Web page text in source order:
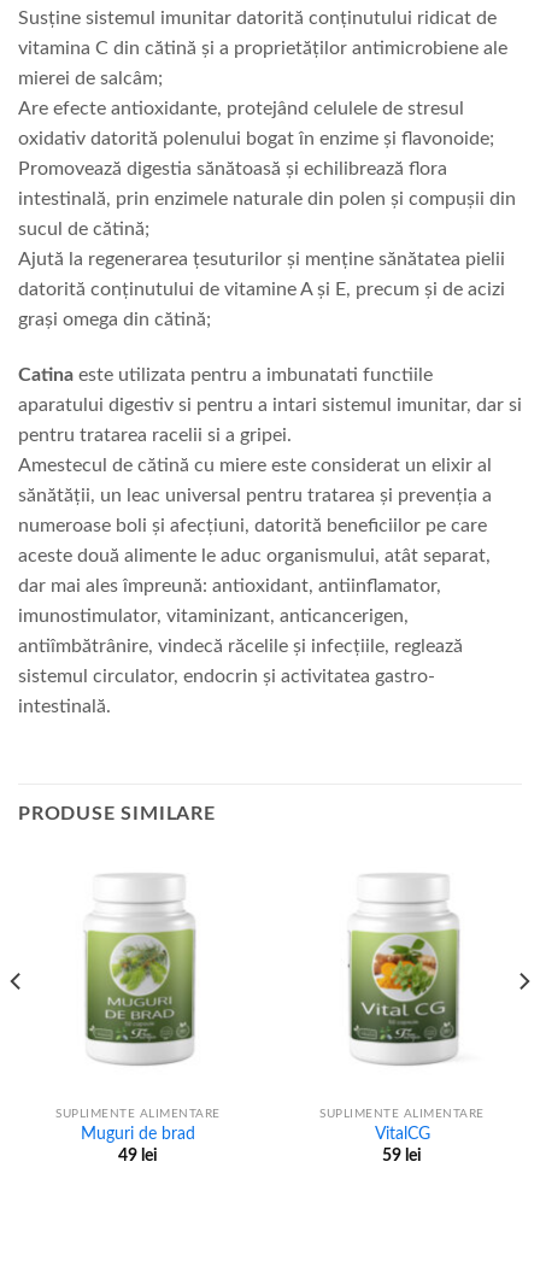
Susține sistemul imunitar datorită conținutului ridicat de
vitamina C din cătină și a proprietăților antimicrobiene ale
mierei de salcâm;
Are efecte antioxidante, protejând celulele de stresul
oxidativ datorită polenului bogat în enzime și flavonoide;
Promovează digestia sănătoasă și echilibrează flora
intestinală, prin enzimele naturale din polen și compușii din
sucul de cătină;
Ajută la regenerarea țesuturilor și menține sănătatea pielii
datorită conținutului de vitamine A și E, precum și de acizi
grași omega din cătină;
Catina este utilizata pentru a imbunatati functiile
aparatului digestiv si pentru a intari sistemul imunitar, dar si
pentru tratarea racelii si a gripei.
Amestecul de cătină cu miere este considerat un elixir al
sănătăţii, un leac universal pentru tratarea şi prevenţia a
numeroase boli şi afecţiuni, datorită beneficiilor pe care
aceste două alimente le aduc organismului, atât separat,
dar mai ales împreună: antioxidant, antiinflamator,
imunostimulator, vitaminizant, anticancerigen,
antiîmbătrânire, vindecă răcelile şi infecţiile, reglează
sistemul circulator, endocrin şi activitatea gastro-
intestinală.
PRODUSE SIMILARE
SUPLIMENTE ALIMENTARE
Muguri de brad
49 lei
SUPLIMENTE ALIMENTARE
VitalCG
59 lei